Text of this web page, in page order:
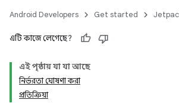
Android Developers Get started
এটি কাজে লেগেছে?
এই পৃষ্ঠায় যা যা আছে
নির্ভরতা ঘোষণা করা
প্রতিক্রিয়া